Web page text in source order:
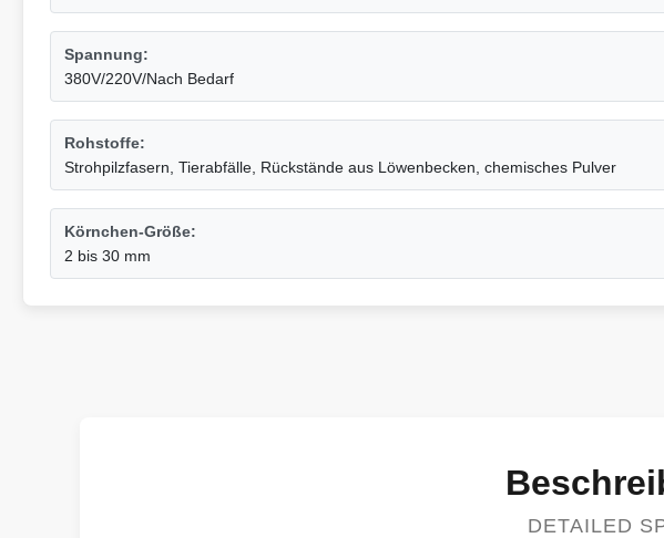
Spannung:
380V/220V/Nach Bedarf
Rohstoffe:
Strohpilzfasern, Tierabfälle, Rückstände aus Löwenbecken, chemisches Pulver
Körnchen-Größe:
2 bis 30 mm
DETAILED